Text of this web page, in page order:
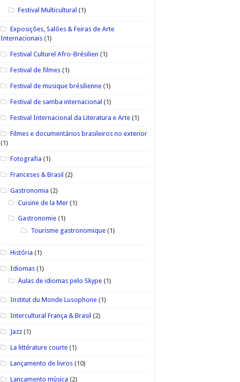
Festival Multicultural (1)
Exposições, Salões & Feiras de Arte
Internacionais (1)
Festival Culturel Afro-Brésilien (1)
Festival de filmes(1)
Festival de musique brésilienne(1)
Festival de samba internacional (1)
Festival Internacional da Literatura e Arte(1)
Filmes e documentários brasileiros no exterior
(1)
Fotografia (1)
Franceses & Brasil (2)
Gastronomia (2)
Cuisine de la Mer(1)
Gastronomie(1)
Tourisme gastronomique(1)
História (1)
Idiomas(1)
Aulas de idiomas pelo Skype(1)
Institut du Monde Lusophone(1)
Intercultural França & Brasil (2)
Jazz(1)
La littérature courte(1)
Lançamento de livros(10)
Lançamento música (2)